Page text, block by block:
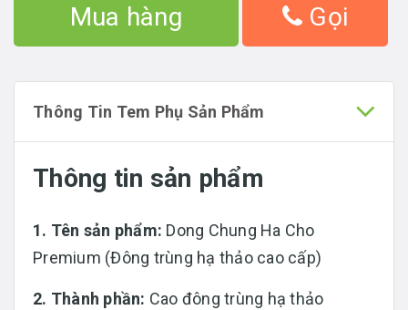
Mua hàng Gọi
Thông Tin Tem Phụ Sản Phẩm
Thông tin sản phẩm
1. Tên sản phẩm: Dong Chung Ha Cho
Premium (Đông trùng hạ thảo cao cấp)
2. Thành phần: Cao đông trùng hạ thảo